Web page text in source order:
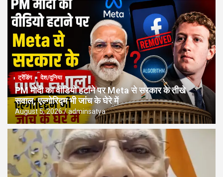
ट्रेंडिंग देश/दुनिया
PM मोदी का वीडियो हटाने पर Meta से सरकार के तीखे
सवाल, एल्गोरिद्म भी जांच के घेरे में
August 5, 2026 adminsatya